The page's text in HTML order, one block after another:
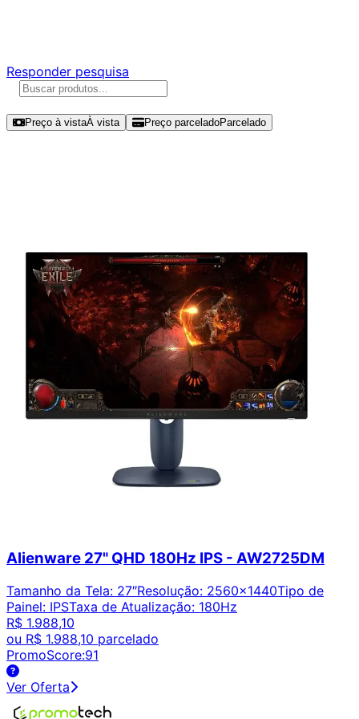
Responder pesquisa
Preço à vistaÀ vista Preço parceladoParcelado
Alienware 27" QHD 180Hz IPS - AW2725DM
Tamanho da Tela: 27″Resolução: 2560x1440Tipo de
Painel: IPSTaxa de Atualização: 180Hz
R$ 1.988,10
ou R$ 1.988,10 parcelado
PromoScore:91
Ver Oferta